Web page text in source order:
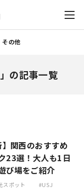
その他
の記事一覧
】関西のおすすめ
23選！大人も1日
び場をご紹介
スポット
USJ